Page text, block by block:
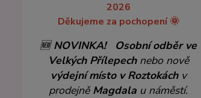
2026
Děkujeme za pochopení 🌞
🆕NOVINKA!
Osobní odběr ve
Velkých Přílepechnebo nově
výdejní místo v Roztokáchv
prodejněMagdala u náměstí.